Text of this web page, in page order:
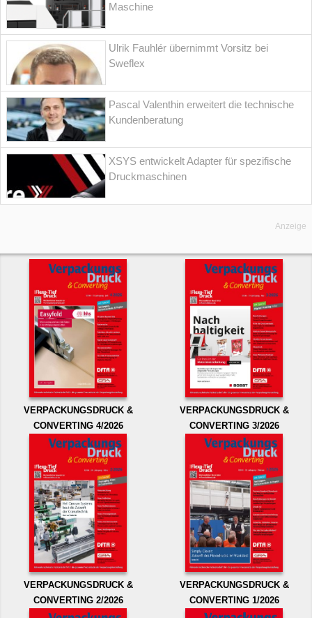
Maschine
Ulrik Fauhlér übernimmt Vorsitz bei
Sweflex
Pascal Valenthin erweitert die technische
Kundenberatung
XSYS entwickelt Adapter für spezifische
Druckmaschinen
Anzeige
VERPACKUNGSDRUCK &
CONVERTING 4/2026
VERPACKUNGSDRUCK &
CONVERTING 3/2026
VERPACKUNGSDRUCK &
CONVERTING 2/2026
VERPACKUNGSDRUCK &
CONVERTING 1/2026